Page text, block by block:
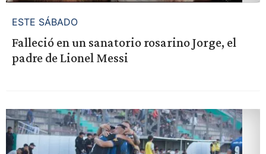
ESTE SÁBADO
Falleció en un sanatorio rosarino Jorge, el
padre de Lionel Messi